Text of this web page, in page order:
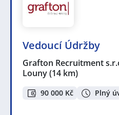
Vedoucí Údržby
Grafton Recruitment
Louny(14 km)
90 000 Kč Plný